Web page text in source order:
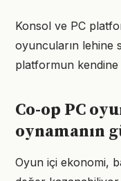
Konsol ve PC
oyuncuların lehine
platformun kendine
Co-op PC
oynamanın
Oyun içi ekonomi,